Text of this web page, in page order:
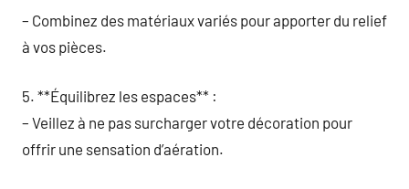
– Combinez des matériaux variés pour apporter du relief
à vos pièces.
5. **Équilibrez les espaces** :
– Veillez à ne pas surcharger votre décoration pour
offrir une sensation d’aération.